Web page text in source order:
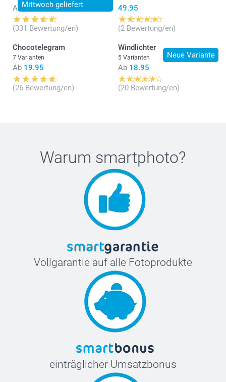
Mittwoch geliefert
Ab 14.95
(331 Bewertung/en)
49.95
(2 Bewertung/en)
Chocotelegram
7 Varianten
Ab 19.95
(26 Bewertung/en)
Neue Variante
Windlichter
5 Varianten
Ab 18.95
(20 Bewertung/en)
Warum smartphoto?
Vollgarantie auf alle Fotoprodukte
einträglicher Umsatzbonus